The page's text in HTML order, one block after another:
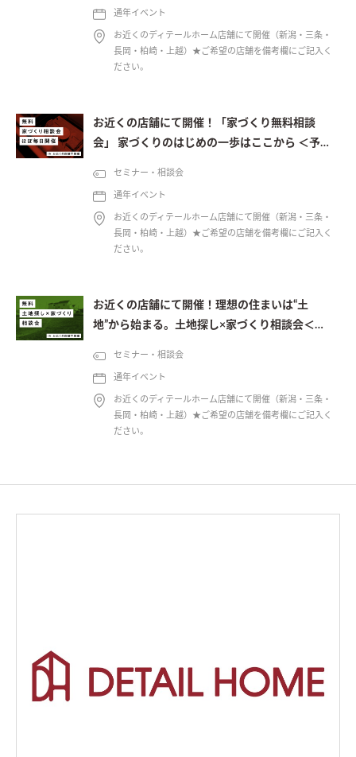
通年イベント
お近くのディテールホーム店舗にて開催（新潟・三条・
長岡・柏崎・上越）★ご希望の店舗を備考欄にご記入く
ださい。
お近くの店舗にて開催！「家づくり無料相談
会」 家づくりのはじめの一歩はここから ＜予約
セミナー・相談会
通年イベント
お近くのディテールホーム店舗にて開催（新潟・三条・
長岡・柏崎・上越）★ご希望の店舗を備考欄にご記入く
ださい。
お近くの店舗にて開催！理想の住まいは“土
地”から始まる。土地探し×家づくり相談会＜予
セミナー・相談会
通年イベント
お近くのディテールホーム店舗にて開催（新潟・三条・
長岡・柏崎・上越）★ご希望の店舗を備考欄にご記入く
ださい。